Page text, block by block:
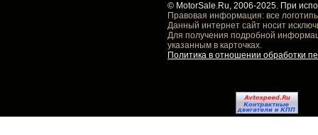
© MotorSale.Ru, 2006-2025. При
Правовая информация: все
Данный интернет сайт носит
Для получения подробной
указанным в карточках.
Политика в отношении обработки